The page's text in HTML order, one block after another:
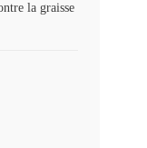
la graisse